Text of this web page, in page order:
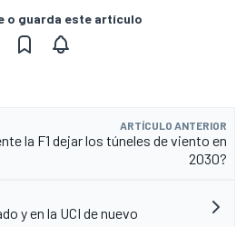
o guarda este artículo
ARTÍCULO ANTERIOR
la F1 dejar los túneles de viento en
2030?
y en la UCI de nuevo